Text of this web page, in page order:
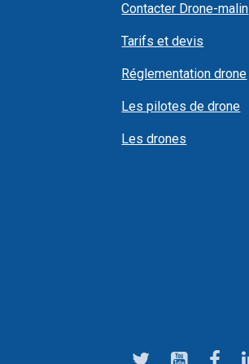
Contacter Drone-malin
Tarifs et devis
Réglementation drone
Les pilotes de drone
Les drones